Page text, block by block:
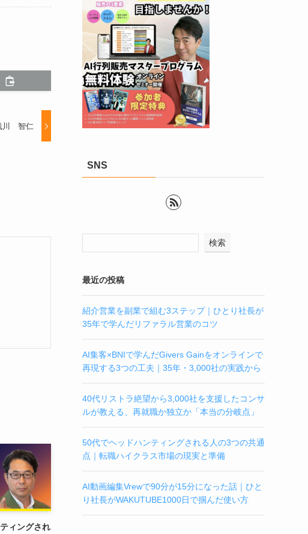
川 智仁
ィングされ
SNS
検索
最近の投稿
紹介営業を副業で組む3ステップ｜ひとり社長が
35年で学んだリファラル営業のコツ
AI集客×BNIで学んだGivers Gainをオンラインで
再現する3つの工夫｜35年・3,000社の実践から
40代リストラ絶望から3,000社を支援したコンサ
ルが教える、再就職か独立か「本当の分岐点」
50代でヘッドハンティングされる人の3つの共通
点｜転職ハイクラス市場の現実と準備
AI動画編集Vrewで90分が15分になった話｜ひと
り社長がWAKUTUBE1000日で掴んだ使い方